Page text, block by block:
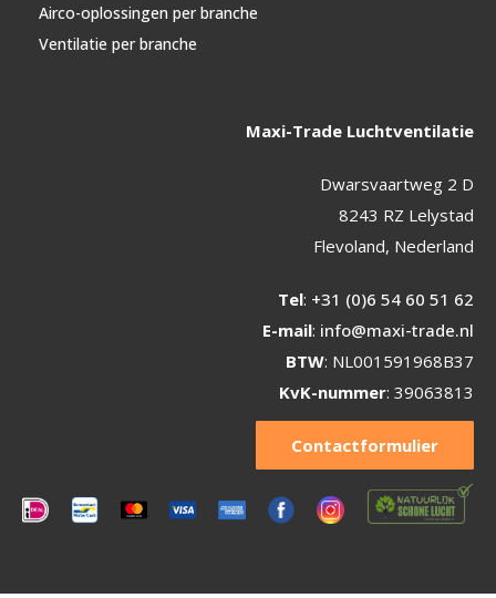
Airco-oplossingen per branche
Ventilatie per branche
Maxi-Trade Luchtventilatie
Dwarsvaartweg 2 D
8243 RZ Lelystad
Flevoland, Nederland
Tel: +31 (0)6 54 60 51 62
E-mail: info@maxi-trade.nl
BTW: NL001591968B37
KvK-nummer: 39063813
Contactformulier